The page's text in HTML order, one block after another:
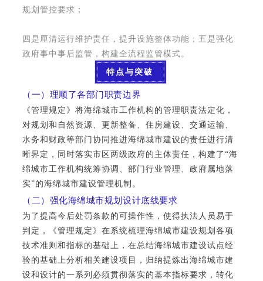
规划管控要求；
四是厘清运行维护责任，提升设施整体功能；五是强化
政府事中事后监管，构建全流程监管模式。
特点与突破
（一）理顺了各部门职责边界
《管理规定》将海绵城市工作机构的管理职责法定化，
对规划和自然资源、更新整备、住房建设、交通运输、
水务和财政等部门协同推进海绵城市建设的责任进行清
晰界定，同时落实市区两级政府的主体责任，构建了 “海
绵城市工作机构统筹协调、部门行业管理、政府属地落
实”的海绵城市建设管理机制。
（二）强化海绵城市规划设计底线要求
为了提高今后处罚条款的可操作性，使得执法人员易于
判定，《管理规定》在系统梳理海绵城市建设规划各项
技术准则和指标的基础上，在总结海绵城市建设试点经
验的基础上分析相关建设项目，归纳提炼出海绵城市建
设和设计的一系列必须贯彻落实的基本指标要求，转化